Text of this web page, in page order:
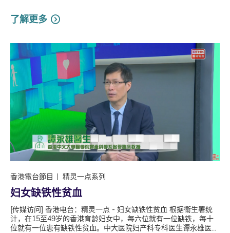
了解更多
香港電台節目 精灵一点系列
妇女缺铁性贫血
[传媒访问] 香港电台：精灵一点 - 妇女缺铁性贫血 根据衞生署统
计，在15至49岁的香港育龄妇女中，每六位就有一位缺铁，每十
位就有一位患有缺铁性贫血。中大医院妇产科专科医生谭永雄医...